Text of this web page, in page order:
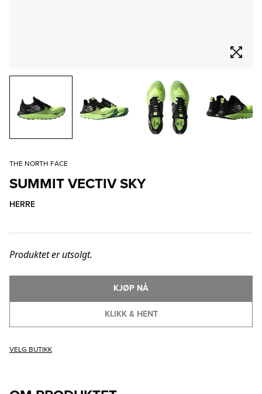
THE NORTH FACE
SUMMIT VECTIV SKY
HERRE
Produktet er utsolgt.
KLIKK & HENT
KJØP NÅ
VELG BUTIKK